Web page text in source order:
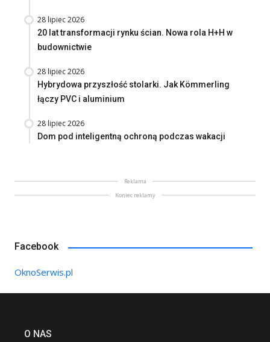
28 lipiec 2026
20 lat transformacji rynku ścian. Nowa rola H+H w
budownictwie
28 lipiec 2026
Hybrydowa przyszłość stolarki. Jak Kömmerling
łączy PVC i aluminium
28 lipiec 2026
Dom pod inteligentną ochroną podczas wakacji
Reklama
Koniec reklamy
Facebook
OknoSerwis.pl
O NAS